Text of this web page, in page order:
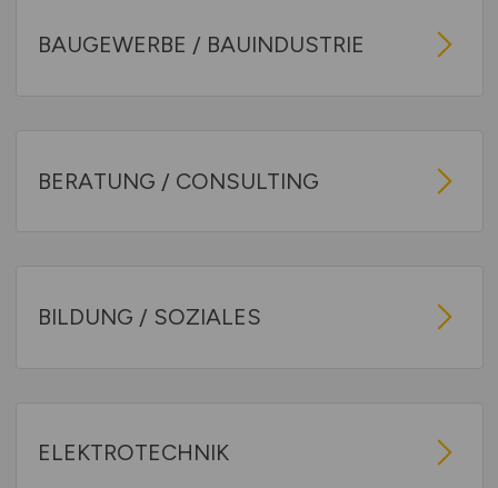
BAUGEWERBE / BAUINDUSTRIE
BERATUNG / CONSULTING
BILDUNG / SOZIALES
ELEKTROTECHNIK